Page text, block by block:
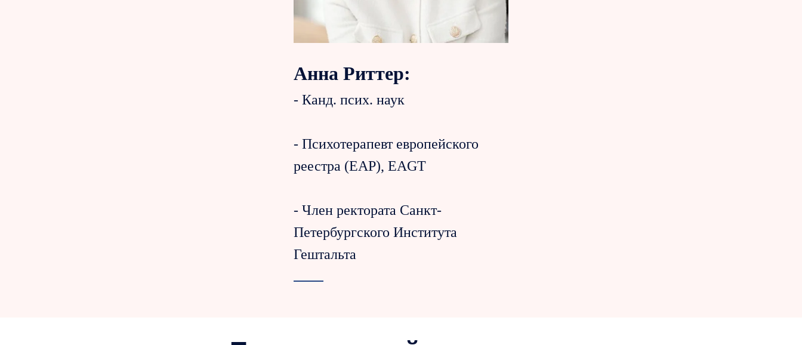
Анна Риттер:
- Канд. псих. наук
- Психотерапевт европейского
реестра (EAP), EAGT
- Член ректората Санкт-
Петербургского Института
Гештальта